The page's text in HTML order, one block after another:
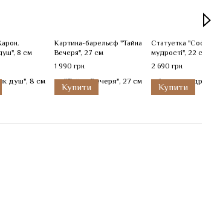
8 см
Картина-барельєф "Тайна
Вечеря", 27 см
1 990 грн
Купити
Статуетка "Софія —
мудрості", 22 см
2 690 грн
Купити